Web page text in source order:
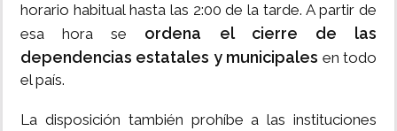
horario habitual hasta las 2:00 de la tarde. A partir de
esa hora se ordena el cierre de las
dependencias estatales y municipales en todo
el país.
La disposición también prohíbe a las instituciones